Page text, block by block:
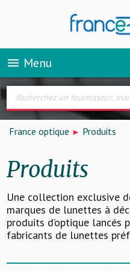
menu Menu
France optique Produits
Produits
Une collection exclusive
marques de lunettes à
produits d’optique lancés
fabricants de lunettes